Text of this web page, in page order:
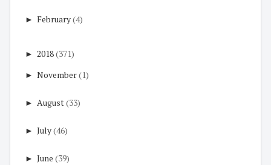
► February(4)
► 2018(371)
► November(1)
► August(33)
► July(46)
► June (39)